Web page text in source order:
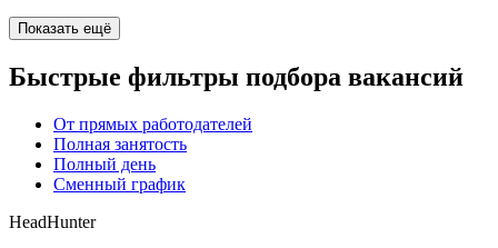
Показать ещё
Быстрые фильтры подбора вакансий
От прямых работодателей
Полная занятость
Полный день
Сменный график
HeadHunter